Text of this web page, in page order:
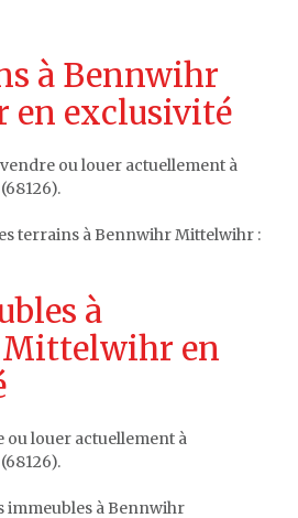
à Bennwihr
exclusivité
vendre ou louer actuellement à
terrains à Bennwihr Mittelwihr :
à
en
ou louer actuellement à
immeubles à Bennwihr